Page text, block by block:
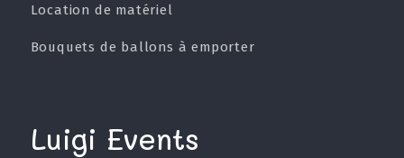
Location de matériel
Bouquets de ballons à emporter
Luigi Events